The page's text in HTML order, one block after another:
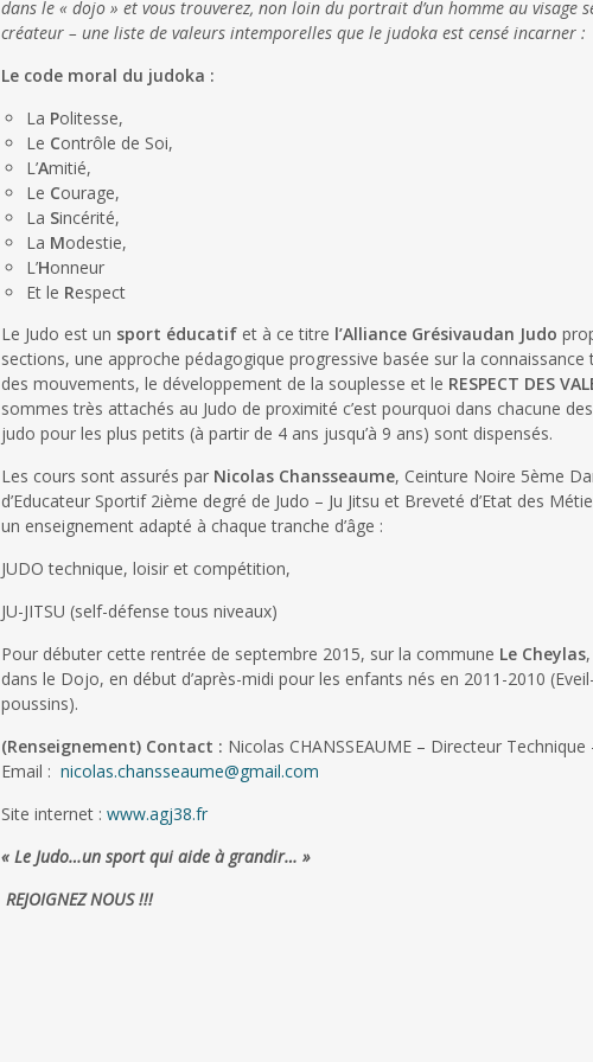
dans le « dojo » et vous trouverez, non loin du portrait d’un homme au visage
créateur – une liste de valeurs intemporelles que le judoka est censé incarner :
Le code moral du judoka :
La Politesse,
Le Contrôle de Soi,
L’Amitié,
Le Courage,
La Sincérité,
La Modestie,
L’Honneur
Et le Respect
Le Judo est un sport éducatif et à ce titre l’Alliance Grésivaudan Judo
sections, une approche pédagogique progressive basée sur la
des mouvements, le développement de la souplesse et le RESPECT DES
sommes très attachés au Judo de proximité c’est pourquoi dans chacune
judo pour les plus petits (à partir de 4 ans jusqu’à 9 ans) sont dispensés.
Les cours sont assurés par Nicolas Chansseaume, Ceinture Noire 5ème
d’Educateur Sportif 2ième degré de Judo – Ju Jitsu et Breveté d’Etat des
un enseignement adapté à chaque tranche d’âge :
JUDO technique, loisir et compétition,
JU-JITSU (self-défense tous niveaux)
Pour débuter cette rentrée de septembre 2015, sur la commune Le Cheylas
dans le Dojo, en début d’après-midi pour les enfants nés en 2011-2010
poussins).
(Renseignement) Contact : Nicolas CHANSSEAUME – Directeur
Email : nicolas.chansseaume@gmail.com
Site internet : www.agj38.fr
« Le Judo…un sport qui aide à grandir… »
REJOIGNEZ NOUS !!!